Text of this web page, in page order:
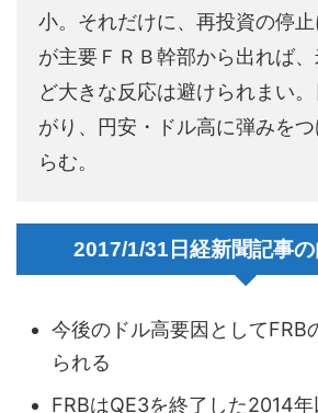
小。それだけに、再投資の停
が主要ＦＲＢ幹部から出れば
ど大きな反応は避けられまい
がり、円安・ドル高に弾みを
らむ。
2017/1/31日経新聞記事
今後のドル高要因としてFRB
られる
FRBはQE3を終了した2014